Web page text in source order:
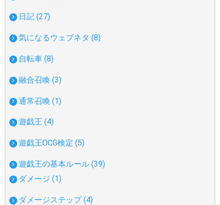
日記 (27)
気になるウェブネタ (8)
自転車 (8)
融合召喚 (3)
通常召喚 (1)
遊戯王 (4)
遊戯王OCG検定 (5)
遊戯王の基本ルール (39)
ダメージ (1)
ダメージステップ (4)